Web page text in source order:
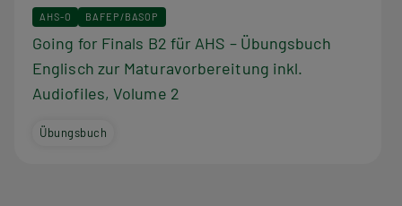
AHS-O BAFEP/BASOP
Going for Finals B2 für AHS – Übungsbuch
Englisch zur Maturavorbereitung inkl.
Audiofiles, Volume 2
Übungsbuch